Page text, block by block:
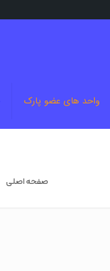
واحد های عضو پارک
صفحه اصلی